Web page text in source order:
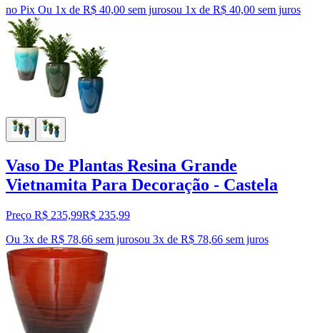
no Pix Ou 1x de R$ 40,00 sem jurosou 1x de R$ 40,00 sem juros
Vaso De Plantas Resina Grande
Vietnamita Para Decoração - Castela
Preço R$ 235,99R$ 235,99
Ou 3x de R$ 78,66 sem jurosou 3x de R$ 78,66 sem juros